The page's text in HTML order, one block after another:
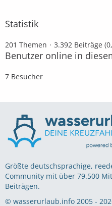
Statistik
201 Themen 3.392 Beiträge
Benutzer online in
7 Besucher
Größte deutschsprachige,
Community mit über 79.500
Beiträgen.
© wasserurlaub.info 2005 -